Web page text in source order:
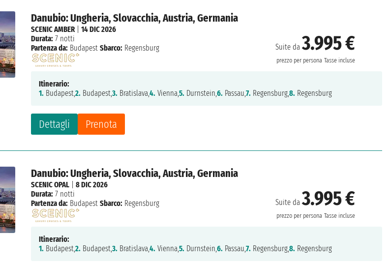
Danubio: Ungheria, Slovacchia, Austria, Germania
Suite da3.995 €
prezzo per persona Tasse incluse
Dettagli Prenota
SCENIC AMBER|14 DIC 2026
Durata: 7 notti
Partenza da: Budapest Sbarco: Regensburg
Itinerario:
1. Budapest,2. Budapest,3. Bratislava,4. Vienna,5. Durnstein,6. Passau,7. Regensburg,8. Regensburg
Danubio: Ungheria, Slovacchia, Austria, Germania
Suite da3.995 €
prezzo per persona Tasse incluse
SCENIC OPAL |8 DIC 2026
Durata: 7 notti
Partenza da: Budapest Sbarco: Regensburg
Itinerario:
1. Budapest,2. Budapest,3. Bratislava,4. Vienna,5. Durnstein,6. Passau,7. Regensburg,8. Regensburg